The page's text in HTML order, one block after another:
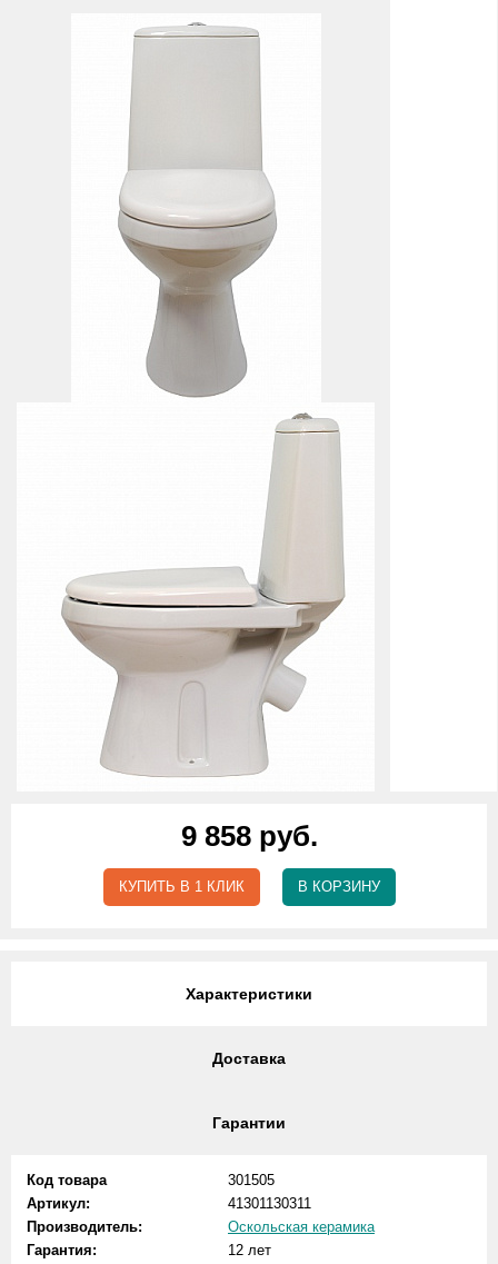
9 858 руб.
КУПИТЬ В 1 КЛИК В КОРЗИНУ
Характеристики
Доставка
Гарантии
Код товара
301505
Артикул:
41301130311
Производитель:
Оскольская керамика
Гарантия:
12 лет